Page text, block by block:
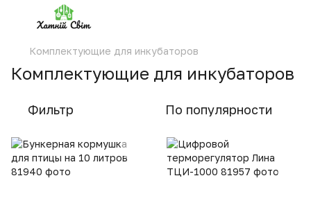
Комплектующие для инкубаторов
Комплектующие для инкубаторов
Фильтр По популярности